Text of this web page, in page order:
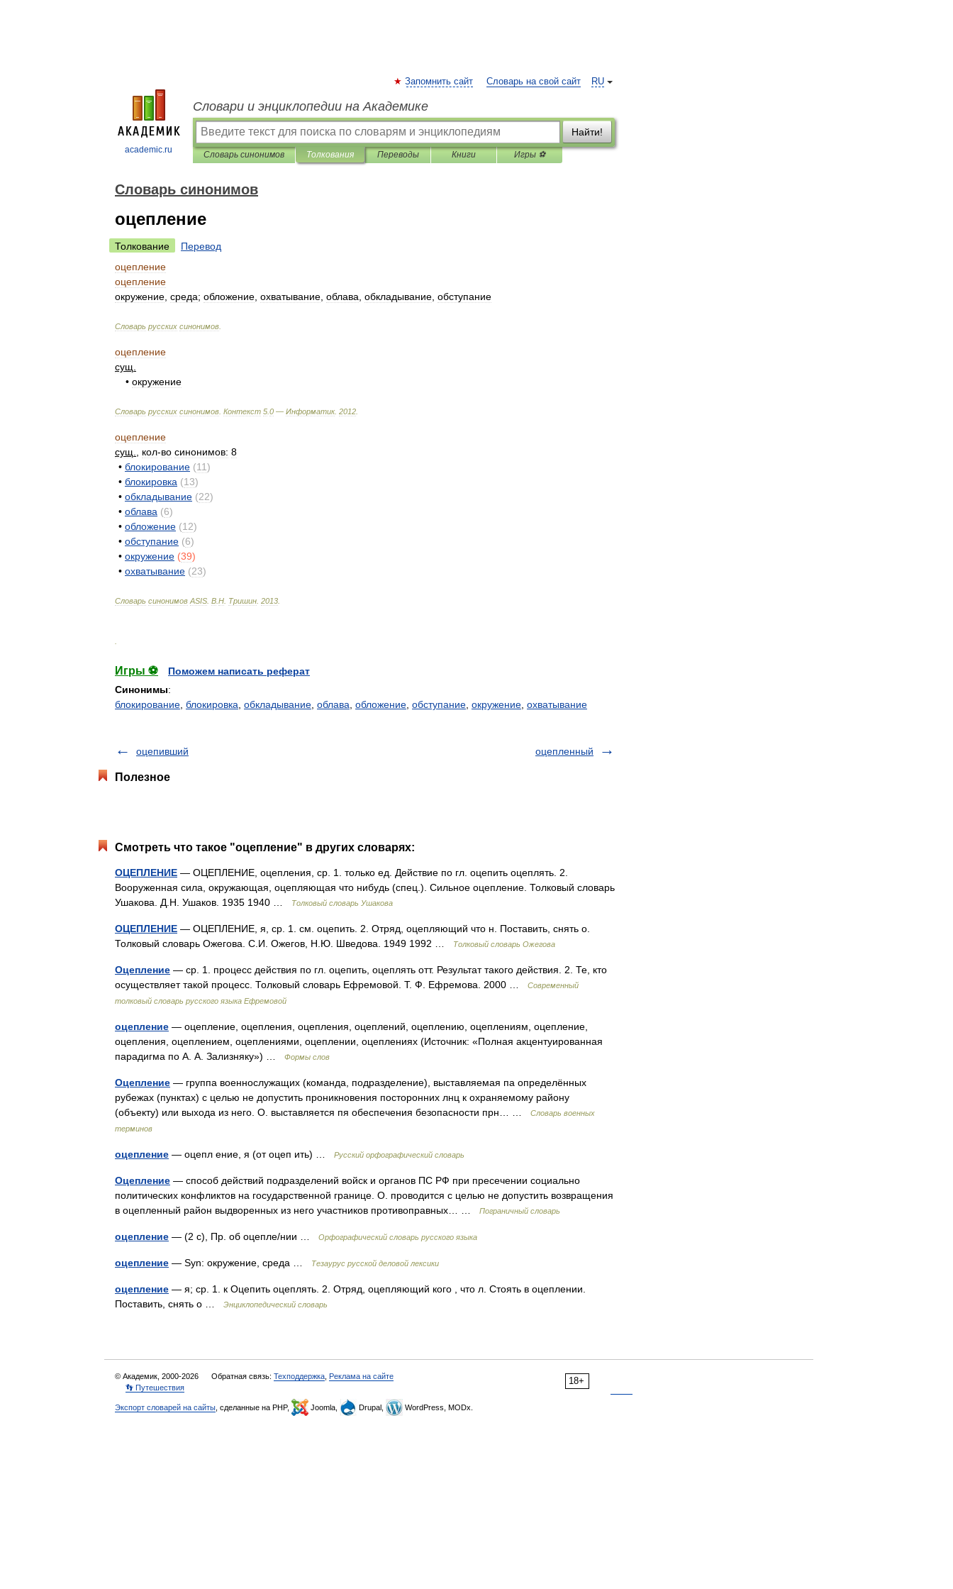
academic.ru
RU
Запомнить сайт Словарь на свой сайт
Словари и энциклопедии на Академике
Найти!
Словарь синонимов Толкования Переводы Книги Игры ⚽
Словарь синонимов
оцепление
Толкование
Перевод
оцепление
оцепление
окружение среда; обложение охватывание облава обкладывание обступание
Словарь русских синонимов
оцепление
сущ
• окружение
Словарь русских синонимов Контекст 5 0 — Информатик. 2012
оцепление
сущ
кол-во синонимов: 8
• блокирование (11)
• блокировка (13)
• обкладывание (22)
• облава (6)
• обложение (12)
• обступание (6)
• окружение (39)
• охватывание (23)
Словарь синонимов ASIS В Н Тришин 2013
Игры ⚽
Поможем написать реферат
Синонимы:
блокирование блокировка обкладывание облава обложение обступание окружение охватывание
оцепивший оцепленный
Полезное
Смотреть что такое "оцепление" в других словарях:
ОЦЕПЛЕНИЕ — ОЦЕПЛЕНИЕ, оцепления, ср. 1. только ед. Действие по гл. оцепить оцеплять. 2.
Вооруженная сила, окружающая, оцепляющая что нибудь (спец.). Сильное оцепление. Толковый словарь
Ушакова. Д.Н. Ушаков. 1935 1940 …
Толковый словарь Ушакова
ОЦЕПЛЕНИЕ — ОЦЕПЛЕНИЕ, я, ср. 1. см. оцепить. 2. Отряд, оцепляющий что н. Поставить, снять о.
Толковый словарь Ожегова. С.И. Ожегов, Н.Ю. Шведова. 1949 1992 …
Толковый словарь Ожегова
Оцепление — ср. 1. процесс действия по гл. оцепить, оцеплять отт. Результат такого действия. 2. Те, кто
осуществляет такой процесс. Толковый словарь Ефремовой. Т. Ф. Ефремова. 2000 …
Современный
толковый словарь русского языка Ефремовой
оцепление — оцепление, оцепления, оцепления, оцеплений, оцеплению, оцеплениям, оцепление,
оцепления, оцеплением, оцеплениями, оцеплении, оцеплениях (Источник: «Полная акцентуированная
парадигма по А. А. Зализняку») …
Формы слов
Оцепление — группа военнослужащих (команда, подразделение), выставляемая па определённых
рубежах (пунктах) с целью не допустить проникновения посторонних лнц к охраняемому району
(объекту) или выхода из него. О. выставляется пя обеспечения безопасности прн… …
Словарь военных
терминов
оцепление — оцепл ение, я (от оцеп ить) … Русский орфографический словарь
Оцепление — способ действий подразделений войск и органов ПС РФ при пресечении социально
политических конфликтов на государственной границе. О. проводится с целью не допустить возвращения
в оцепленный район выдворенных из него участников противоправных… …
Пограничный словарь
оцепление — (2 с), Пр. об оцепле/нии … Орфографический словарь русского языка
оцепление — Syn: окружение, среда … Тезаурус русской деловой лексики
оцепление — я; ср. 1. к Оцепить оцеплять. 2. Отряд, оцепляющий кого , что л. Стоять в оцеплении.
Поставить, снять о …
Энциклопедический словарь
18+
© Академик, 2000-2026 Обратная связь: Техподдержка Реклама на сайте
👣 Путешествия
Экспорт словарей на сайты , сделанные на PHP, Joomla, Drupal, WordPress, MODx.